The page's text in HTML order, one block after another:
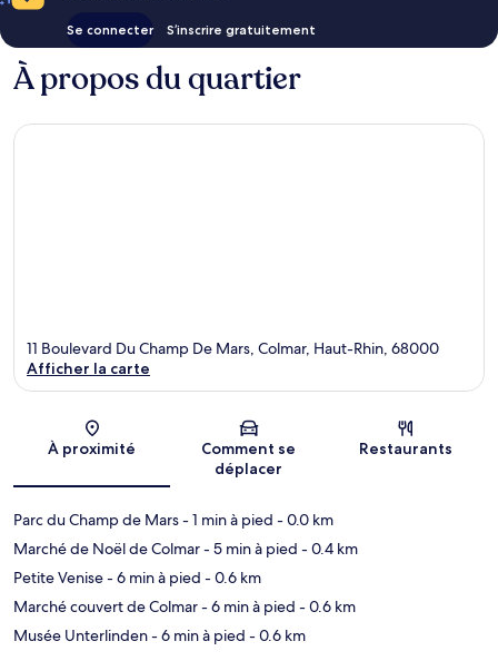
Se connecter S’inscrire gratuitement
À propos du quartier
Carte
11 Boulevard Du Champ De Mars, Colmar, Haut-Rhin, 68000
Afficher la carte
À proximité
Comment se
déplacer
Restaurants
Parc du Champ de Mars- 1 min à pied - 0.0 km
Marché de Noël de Colmar- 5 min à pied - 0.4 km
Petite Venise- 6 min à pied - 0.6 km
Marché couvert de Colmar- 6 min à pied - 0.6 km
Musée Unterlinden- 6 min à pied - 0.6 km